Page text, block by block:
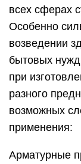
всех сферах
Особенно
возведении
бытовых
при
разного
возможных
применения:
Арматурные